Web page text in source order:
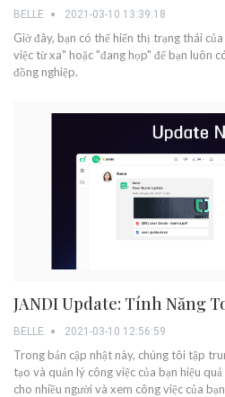
BELLE 2021-03-10 13:39:18
Giờ đây, bạn có thể hiển thị trạng thái
việc từ xa" hoặc "đang họp" để bạn luôn
đồng nghiệp.
JANDI Update: Tính Năng
BELLE 2021-03-10 12:56:59
Trong bản cập nhật này, chúng tôi tập
tạo và quản lý công việc của bạn hiệu
cho nhiều người và xem công việc của